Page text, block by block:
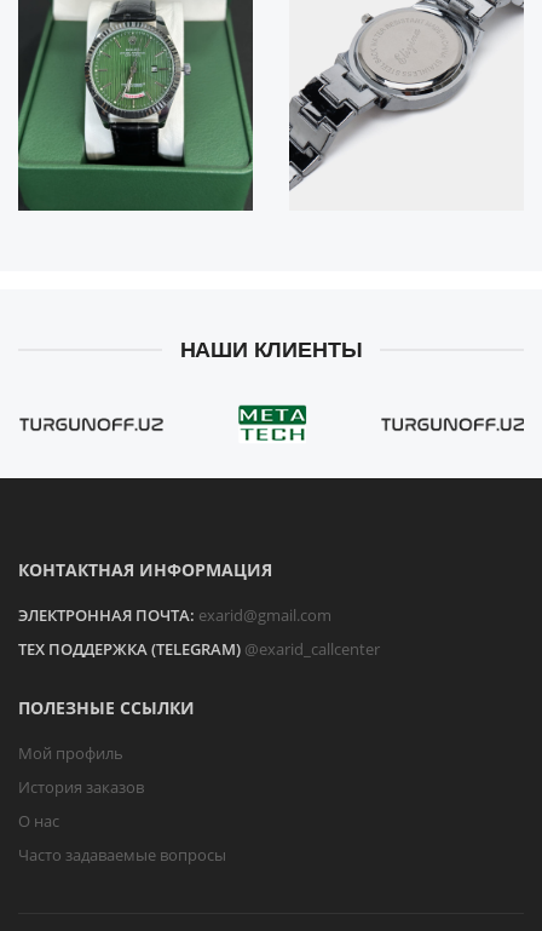
НАШИ КЛИЕНТЫ
КОНТАКТНАЯ ИНФОРМАЦИЯ
ЭЛЕКТРОННАЯ ПОЧТА: exarid@gmail.com
ТЕХ ПОДДЕРЖКА (TELEGRAM) @exarid_callcenter
ПОЛЕЗНЫЕ ССЫЛКИ
Мой профиль
История заказов
О нас
Часто задаваемые вопросы